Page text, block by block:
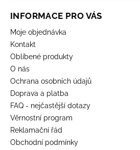
INFORMACE PRO VÁS
Moje objednávka
Kontakt
Oblíbené produkty
O nás
Ochrana osobních údajů
Doprava a platba
FAQ - nejčastější dotazy
Věrnostní program
Reklamační řád
Obchodní podmínky